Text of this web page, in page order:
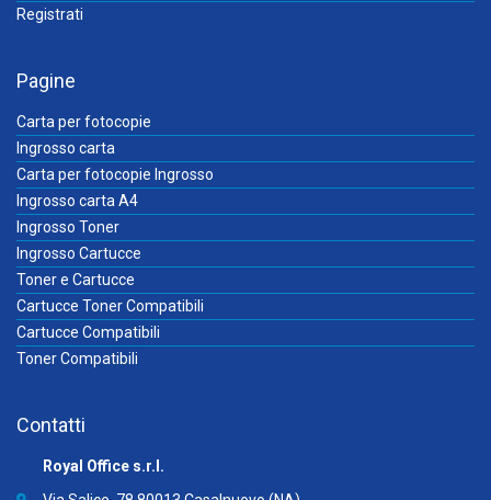
Registrati
Pagine
Carta per fotocopie
Ingrosso carta
Carta per fotocopie Ingrosso
Ingrosso carta A4
Ingrosso Toner
Ingrosso Cartucce
Toner e Cartucce
Cartucce Toner Compatibili
Cartucce Compatibili
Toner Compatibili
Contatti
Royal Office s.r.l.